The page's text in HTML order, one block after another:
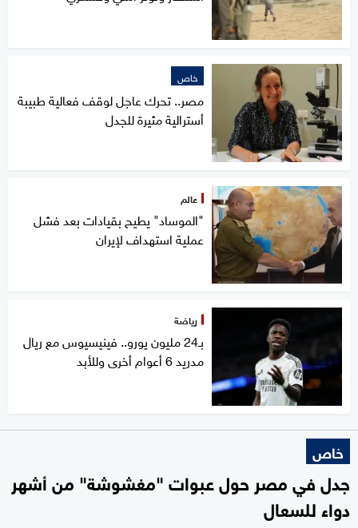
خاص
مصر.. تحرك عاجل لوقف فعالية طبيبة
أسترالية مثيرة للجدل
عالم
"الموساد" يطيح بقيادات بعد فشل
عملية استهداف لإيران
رياضة
بـ24 مليون يورو.. فينيسيوس مع ريال
مدريد 6 أعوام أخرى وللأبد
خاص
جدل في مصر حول عبوات "مغشوشة" من أشهر
دواء للسعال